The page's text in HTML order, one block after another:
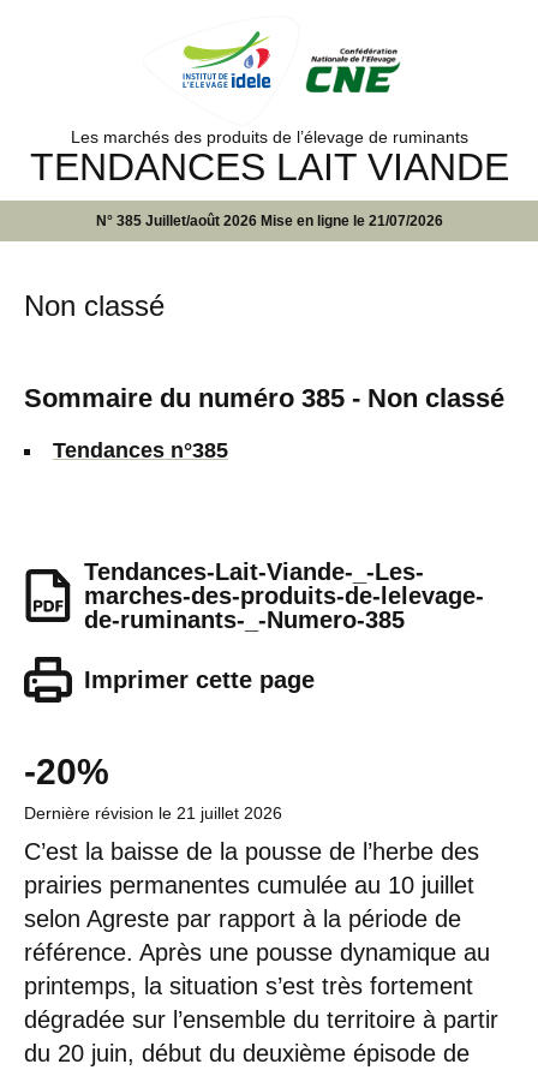
Les marchés des produits de l’élevage de ruminants
TENDANCES LAIT VIANDE
N° 385 Juillet/août 2026 Mise en ligne le 21/07/2026
Non classé
Sommaire du numéro 385 - Non classé
Tendances n°385
Tendances-Lait-Viande-_-Les-
marches-des-produits-de-lelevage-
de-ruminants-_-Numero-385
Imprimer cette page
-20%
Dernière révision le 21 juillet 2026
C’est la baisse de la pousse de l’herbe des
prairies permanentes cumulée au 10 juillet
selon Agreste par rapport à la période de
référence. Après une pousse dynamique au
printemps, la situation s’est très fortement
dégradée sur l’ensemble du territoire à partir
du 20 juin, début du deuxième épisode de